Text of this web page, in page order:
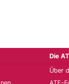
Die
Über